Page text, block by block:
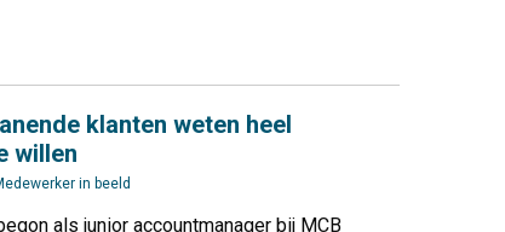
klanten weten heel
willen
in beeld
als junior accountmanager bij MCB